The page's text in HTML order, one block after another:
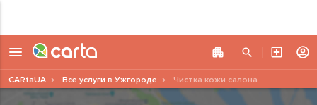
CARtaUA Все услуги в Ужгороде Чистка кожи салона